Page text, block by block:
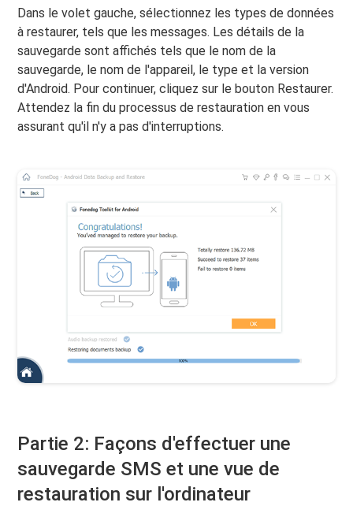
Dans le volet gauche, sélectionnez les types de données
à restaurer, tels que les messages. Les détails de la
sauvegarde sont affichés tels que le nom de la
sauvegarde, le nom de l'appareil, le type et la version
d'Android. Pour continuer, cliquez sur le bouton Restaurer.
Attendez la fin du processus de restauration en vous
assurant qu'il n'y a pas d'interruptions.
Partie 2: Façons d'effectuer une
sauvegarde SMS et une vue de
restauration sur l'ordinateur